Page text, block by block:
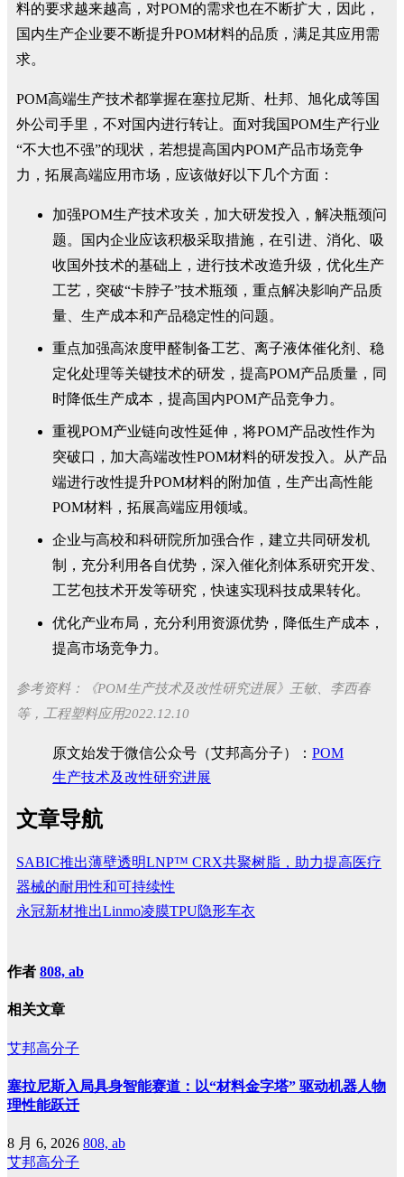
料的要求越来越高，对POM的需求也在不断扩大，因此，
国内生产企业要不断提升POM材料的品质，满足其应用需
求。
POM高端生产技术都掌握在塞拉尼斯、杜邦、旭化成等国
外公司手里，不对国内进行转让。面对我国POM生产行业
“不大也不强”的现状，若想提高国内POM产品市场竞争
力，拓展高端应用市场，应该做好以下几个方面：
加强POM生产技术攻关，加大研发投入，解决瓶颈问
题。国内企业应该积极采取措施，在引进、消化、吸
收国外技术的基础上，进行技术改造升级，优化生产
工艺，突破“卡脖子”技术瓶颈，重点解决影响产品质
量、生产成本和产品稳定性的问题。
重点加强高浓度甲醛制备工艺、离子液体催化剂、稳
定化处理等关键技术的研发，提高POM产品质量，同
时降低生产成本，提高国内POM产品竞争力。
重视POM产业链向改性延伸，将POM产品改性作为
突破口，加大高端改性POM材料的研发投入。从产品
端进行改性提升POM材料的附加值，生产出高性能
POM材料，拓展高端应用领域。
企业与高校和科研院所加强合作，建立共同研发机
制，充分利用各自优势，深入催化剂体系研究开发、
工艺包技术开发等研究，快速实现科技成果转化。
优化产业布局，充分利用资源优势，降低生产成本，
提高市场竞争力。
参考资料：《POM生产技术及改性研究进展》王敏、李西春
等，工程塑料应用2022.12.10
原文始发于微信公众号（艾邦高分子）： POM
生产技术及改性研究进展
文章导航
SABIC推出薄壁透明LNP™ CRX共聚树脂，助力提高医疗
器械的耐用性和可持续性
永冠新材推出Linmo凌膜TPU隐形车衣
作者 808, ab
相关文章
艾邦高分子
塞拉尼斯入局具身智能赛道：以“材料金字塔” 驱动机器人物
理性能跃迁
8 月 6, 2026 808, ab
艾邦高分子